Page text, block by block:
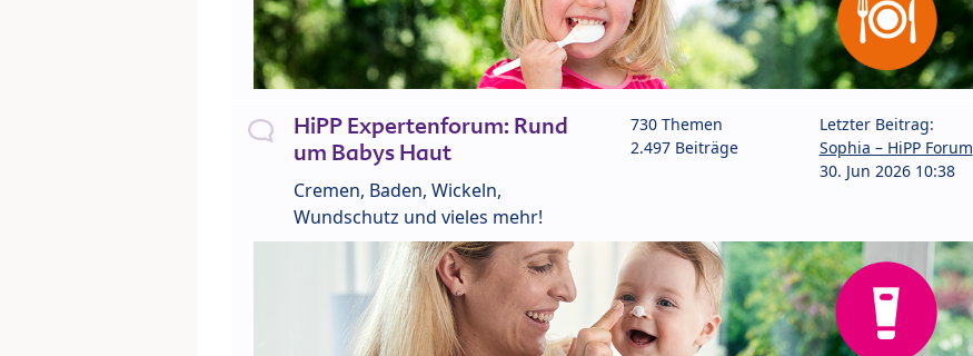
HiPP Expertenforum: Rund
um Babys Haut
Cremen, Baden, Wickeln,
Wundschutz und vieles mehr!
730 Themen
2.497 Beiträge
Letzter Beitrag:
Sophia – HiPP Forum
30. Jun 2026 10:38